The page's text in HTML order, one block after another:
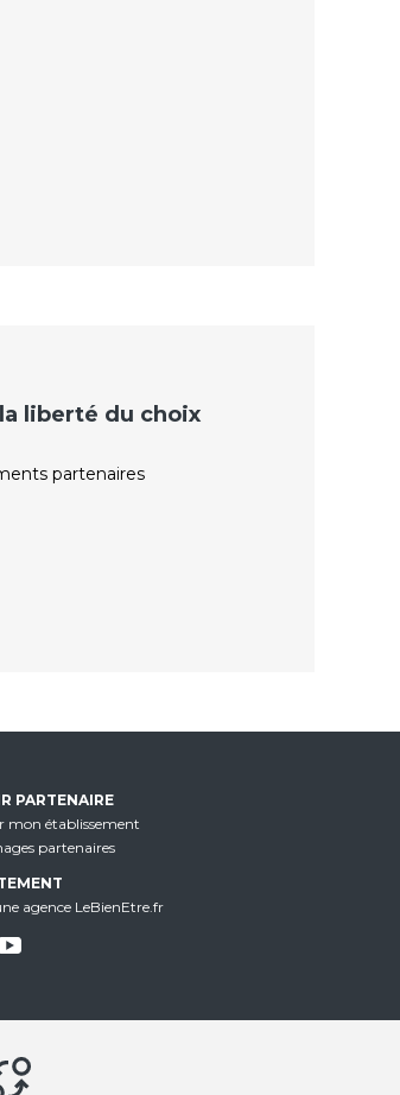
liberté du choix
partenaires
PARTENAIRE
mon établissement
partenaires
agence LeBienEtre.fr